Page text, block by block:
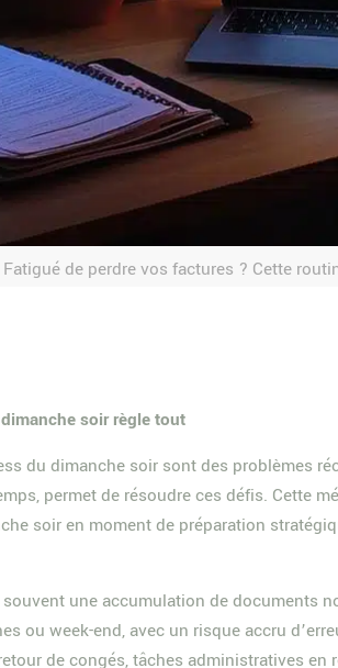
Fatigué de perdre vos factures ? Cette
soir règle tout
du dimanche soir sont des problèmes
permet de résoudre ces défis. Cette
soir en moment de préparation
une accumulation de documents
ou week-end, avec un risque accru
de congés, tâches administratives en